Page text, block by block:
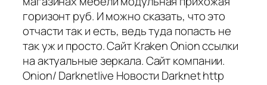
горизонт руб. И можно сказать, что это
отчасти так и есть, ведь туда попасть не
так уж и просто. Сайт Kraken Onion ссылки
на актуальные зеркала. Сайт компании.
Onion/ Darknetlive Новости Darknet http